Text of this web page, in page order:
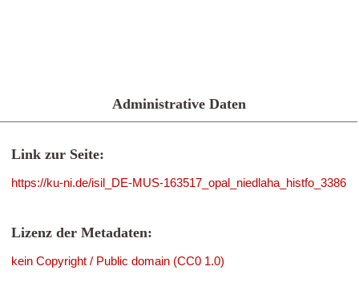
Administrative Daten
Link zur Seite:
https://ku-ni.de/isil_DE-MUS-163517_opal_niedlaha_histfo_3386
Lizenz der Metadaten:
kein Copyright / Public domain (CC0 1.0)